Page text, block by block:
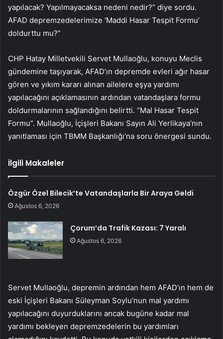
yapılacak? Yapılmayacaksa nedeni nedir?” diye sordu.
AFAD depremzedelerimize ‘Maddi Hasar Tespit Formu’
doldurttu mu?”
CHP Hatay Milletvekili Servet Mullaoğlu, konuyu Meclis
gündemine taşıyarak, AFAD’ın depremde evleri ağır hasar
gören ve yıkım kararı alınan ailelere eşya yardımı
yapılacağını açıklamasının ardından vatandaşlara formu
doldurmalarının sağlandığını belirtti. “Mal Hasar Tespit
Formu”. Mullaoğlu, İçişleri Bakanı Sayın Ali Yerlikaya’nın
yanıtlaması için TBMM Başkanlığı’na soru önergesi sundu.
İlgili Makaleler
Özgür Özel Bilecik’te Vatandaşlarla Bir Araya Geldi
Ağustos 6, 2026
Çorum’da Trafik Kazası: 7 Yaralı
Ağustos 6, 2026
Servet Mullaoğlu, depremin ardından hem AFAD’ın hem de
eski İçişleri Bakanı Süleyman Soylu’nun mal yardımı
yapılacağını duyurduklarını ancak bugüne kadar mal
yardımı bekleyen depremzedelerin bu yardımları